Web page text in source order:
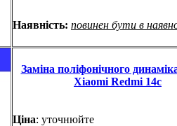
Наявність: повинен бути в
Заміна поліфонічного
Xiaomi Redmi 14c
Ціна: уточнюйте